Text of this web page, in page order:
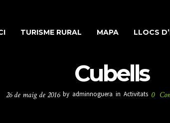
TURISME RURAL MAPA LLOCS
Cubells
26 de maig de 2016 by adminnoguera in Activitats 0